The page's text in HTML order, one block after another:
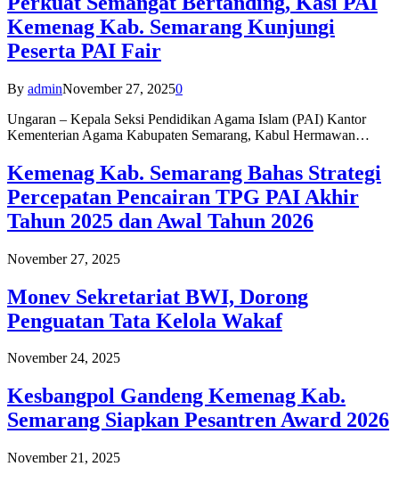
Kemenag Kab. Semarang Kunjungi
Peserta PAI Fair
By adminNovember 27, 20250
Ungaran – Kepala Seksi Pendidikan Agama Islam (PAI) Kantor
Kementerian Agama Kabupaten Semarang, Kabul Hermawan…
Kemenag Kab. Semarang Bahas Strategi
Percepatan Pencairan TPG PAI Akhir
Tahun 2025 dan Awal Tahun 2026
November 27, 2025
Monev Sekretariat BWI, Dorong
Penguatan Tata Kelola Wakaf
November 24, 2025
Kesbangpol Gandeng Kemenag Kab.
Semarang Siapkan Pesantren Award 2026
November 21, 2025